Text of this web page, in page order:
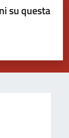
su questa